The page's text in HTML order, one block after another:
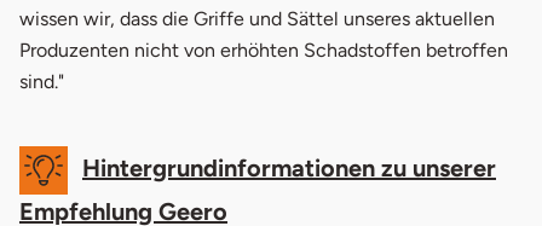
wissen wir, dass die Griffe und Sättel unseres aktuellen
Produzenten nicht von erhöhten Schadstoffen betroffen
sind."
Hintergrundinformationen zu unserer
Empfehlung Geero